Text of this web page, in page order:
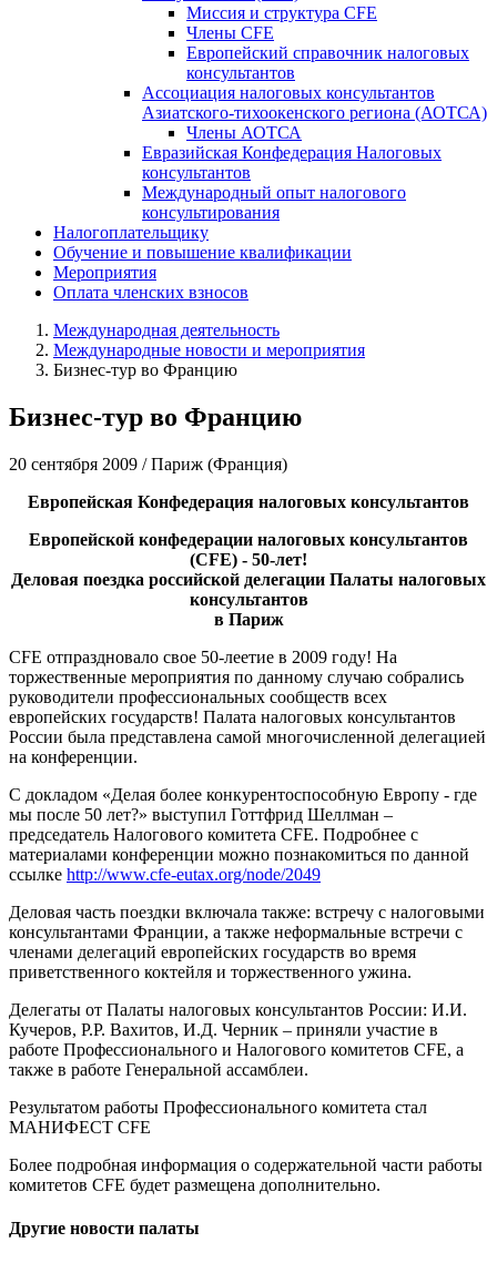
Миссия и структура CFE
Члены CFE
Европейский справочник налоговых
консультантов
Ассоциация налоговых консультантов
Азиатского-тихоокенского региона (АОТСА)
Члены АОТСА
Евразийская Конфедерация Налоговых
консультантов
Международный опыт налогового
консультирования
Налогоплательщику
Обучение и повышение квалификации
Мероприятия
Оплата членских взносов
Международная деятельность
Международные новости и мероприятия
Бизнес-тур во Францию
Бизнес-тур во Францию
20 сентября 2009 / Париж (Франция)
Европейская Конфедерация налоговых консультантов
Европейской конфедерации налоговых консультантов
(CFE) - 50-лет!
Деловая поездка российской делегации Палаты налоговых
консультантов
в Париж
CFE отпраздновало свое 50-леетие в 2009 году! На
торжественные мероприятия по данному случаю собрались
руководители профессиональных сообществ всех
европейских государств! Палата налоговых консультантов
России была представлена самой многочисленной делегацией
на конференции.
С докладом «Делая более конкурентоспособную Европу - где
мы после 50 лет?» выступил Готтфрид Шеллман –
председатель Налогового комитета CFE. Подробнее с
материалами конференции можно познакомиться по данной
ссылке http://www.cfe-eutax.org/node/2049
Деловая часть поездки включала также: встречу с налоговыми
консультантами Франции, а также неформальные встречи с
членами делегаций европейских государств во время
приветственного коктейля и торжественного ужина.
Делегаты от Палаты налоговых консультантов России: И.И.
Кучеров, Р.Р. Вахитов, И.Д. Черник – приняли участие в
работе Профессионального и Налогового комитетов CFE, а
также в работе Генеральной ассамблеи.
Результатом работы Профессионального комитета стал
МАНИФЕСТ CFE
Более подробная информация о содержательной части работы
комитетов CFE будет размещена дополнительно.
Другие новости палаты